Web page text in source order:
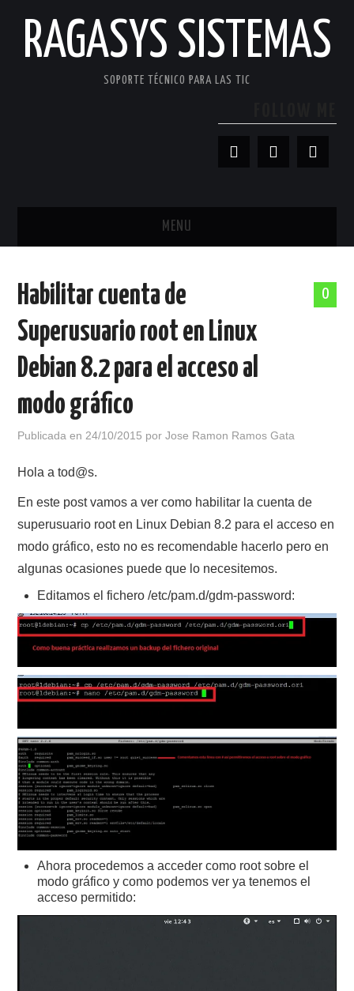
RAGASYS SISTEMAS
SOPORTE TÉCNICO PARA LAS TIC
MENU
ACERCA DE
PATROCINADORES
POLÍTICA DE PRIVACIDAD
0
Habilitar cuenta de
Superusuario root en Linux
Debian 8.2 para el acceso al
modo gráfico
Publicada en 24/10/2015 porJose Ramon Ramos Gata
Hola a tod@s.
En este post vamos a ver como habilitar la cuenta de
superusuario root en Linux Debian 8.2 para el acceso en
modo gráfico, esto no es recomendable hacerlo pero en
algunas ocasiones puede que lo necesitemos.
Editamos el fichero /etc/pam.d/gdm-password:
Ahora procedemos a acceder como root sobre el
modo gráfico y como podemos ver ya tenemos el
acceso permitido: